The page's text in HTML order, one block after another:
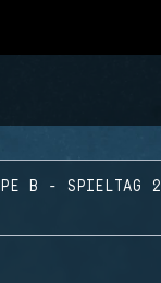
B - SPIELTAG 2